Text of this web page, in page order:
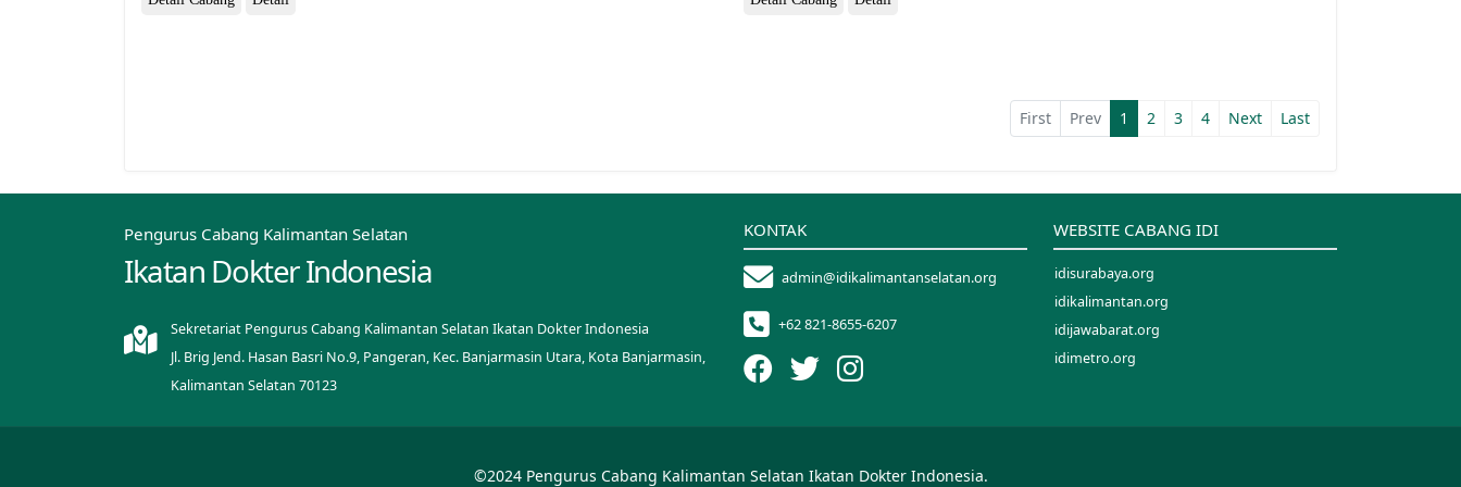
First Prev 1 2 3 4 Next Last
Pengurus Cabang Kalimantan Selatan
Ikatan Dokter Indonesia
Sekretariat Pengurus Cabang Kalimantan Selatan Ikatan Dokter Indonesia
Jl. Brig Jend. Hasan Basri No.9, Pangeran, Kec. Banjarmasin Utara, Kota Banjarmasin,
Kalimantan Selatan 70123
KONTAK
admin@idikalimantanselatan.org
+62 821-8655-6207
WEBSITE CABANG IDI
idisurabaya.org
idikalimantan.org
idijawabarat.org
idimetro.org
©2024 Pengurus Cabang Kalimantan Selatan Ikatan Dokter Indonesia.